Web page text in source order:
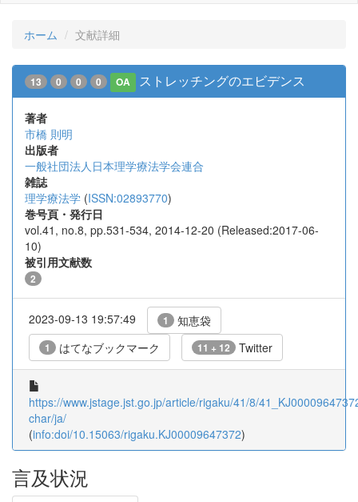
ホーム 文献詳細
13 0 0 0 OA ストレッチングのエビデンス
著者
市橋 則明
出版者
一般社団法人日本理学療法学会連合
雑誌
理学療法学 (ISSN:02893770)
巻号頁・発行日
vol.41, no.8, pp.531-534, 2014-12-20 (Released:2017-06-
10)
被引用文献数
2
2023-09-13 19:57:49 1 知恵袋
1 はてなブックマーク 11 + 12 Twitter
https://www.jstage.jst.go.jp/article/rigaku/41/8/
char/ja/
(info:doi/10.15063/rigaku.KJ00009647372)
言及状況